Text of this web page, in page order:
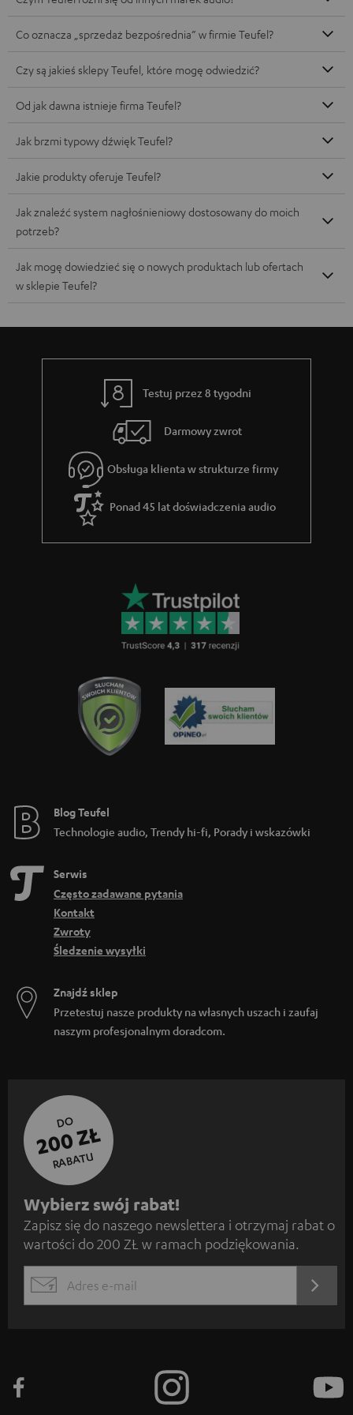
Co oznacza „sprzedaż bezpośrednia” w firmie Teufel?
Czy są jakieś sklepy Teufel, które mogę odwiedzić?
Od jak dawna istnieje firma Teufel?
Jak brzmi typowy dźwięk Teufel?
Jakie produkty oferuje Teufel?
Jak znaleźć system nagłośnieniowy dostosowany do moich
potrzeb?
Jak mogę dowiedzieć się o nowych produktach lub ofertach
w sklepie Teufel?
Testuj przez 8 tygodni
Darmowy zwrot
Obsługa klienta w strukturze firmy
Ponad 45 lat doświadczenia audio
Blog Teufel
Technologie audio, Trendy hi-fi, Porady i wskazówki
Serwis
Często zadawane pytania
Kontakt
Zwroty
Śledzenie wysyłki
Znajdź sklep
Przetestuj nasze produkty na własnych uszach i zaufaj
naszym profesjonalnym doradcom.
DO
200 ZŁ
RABATU
Z
a
p
s
ę
Wybierz swój rabat!
Zapisz się do naszego newslettera i otrzymaj rabat o
wartości do 200 ZŁ w ramach podziękowania.
EMAIL